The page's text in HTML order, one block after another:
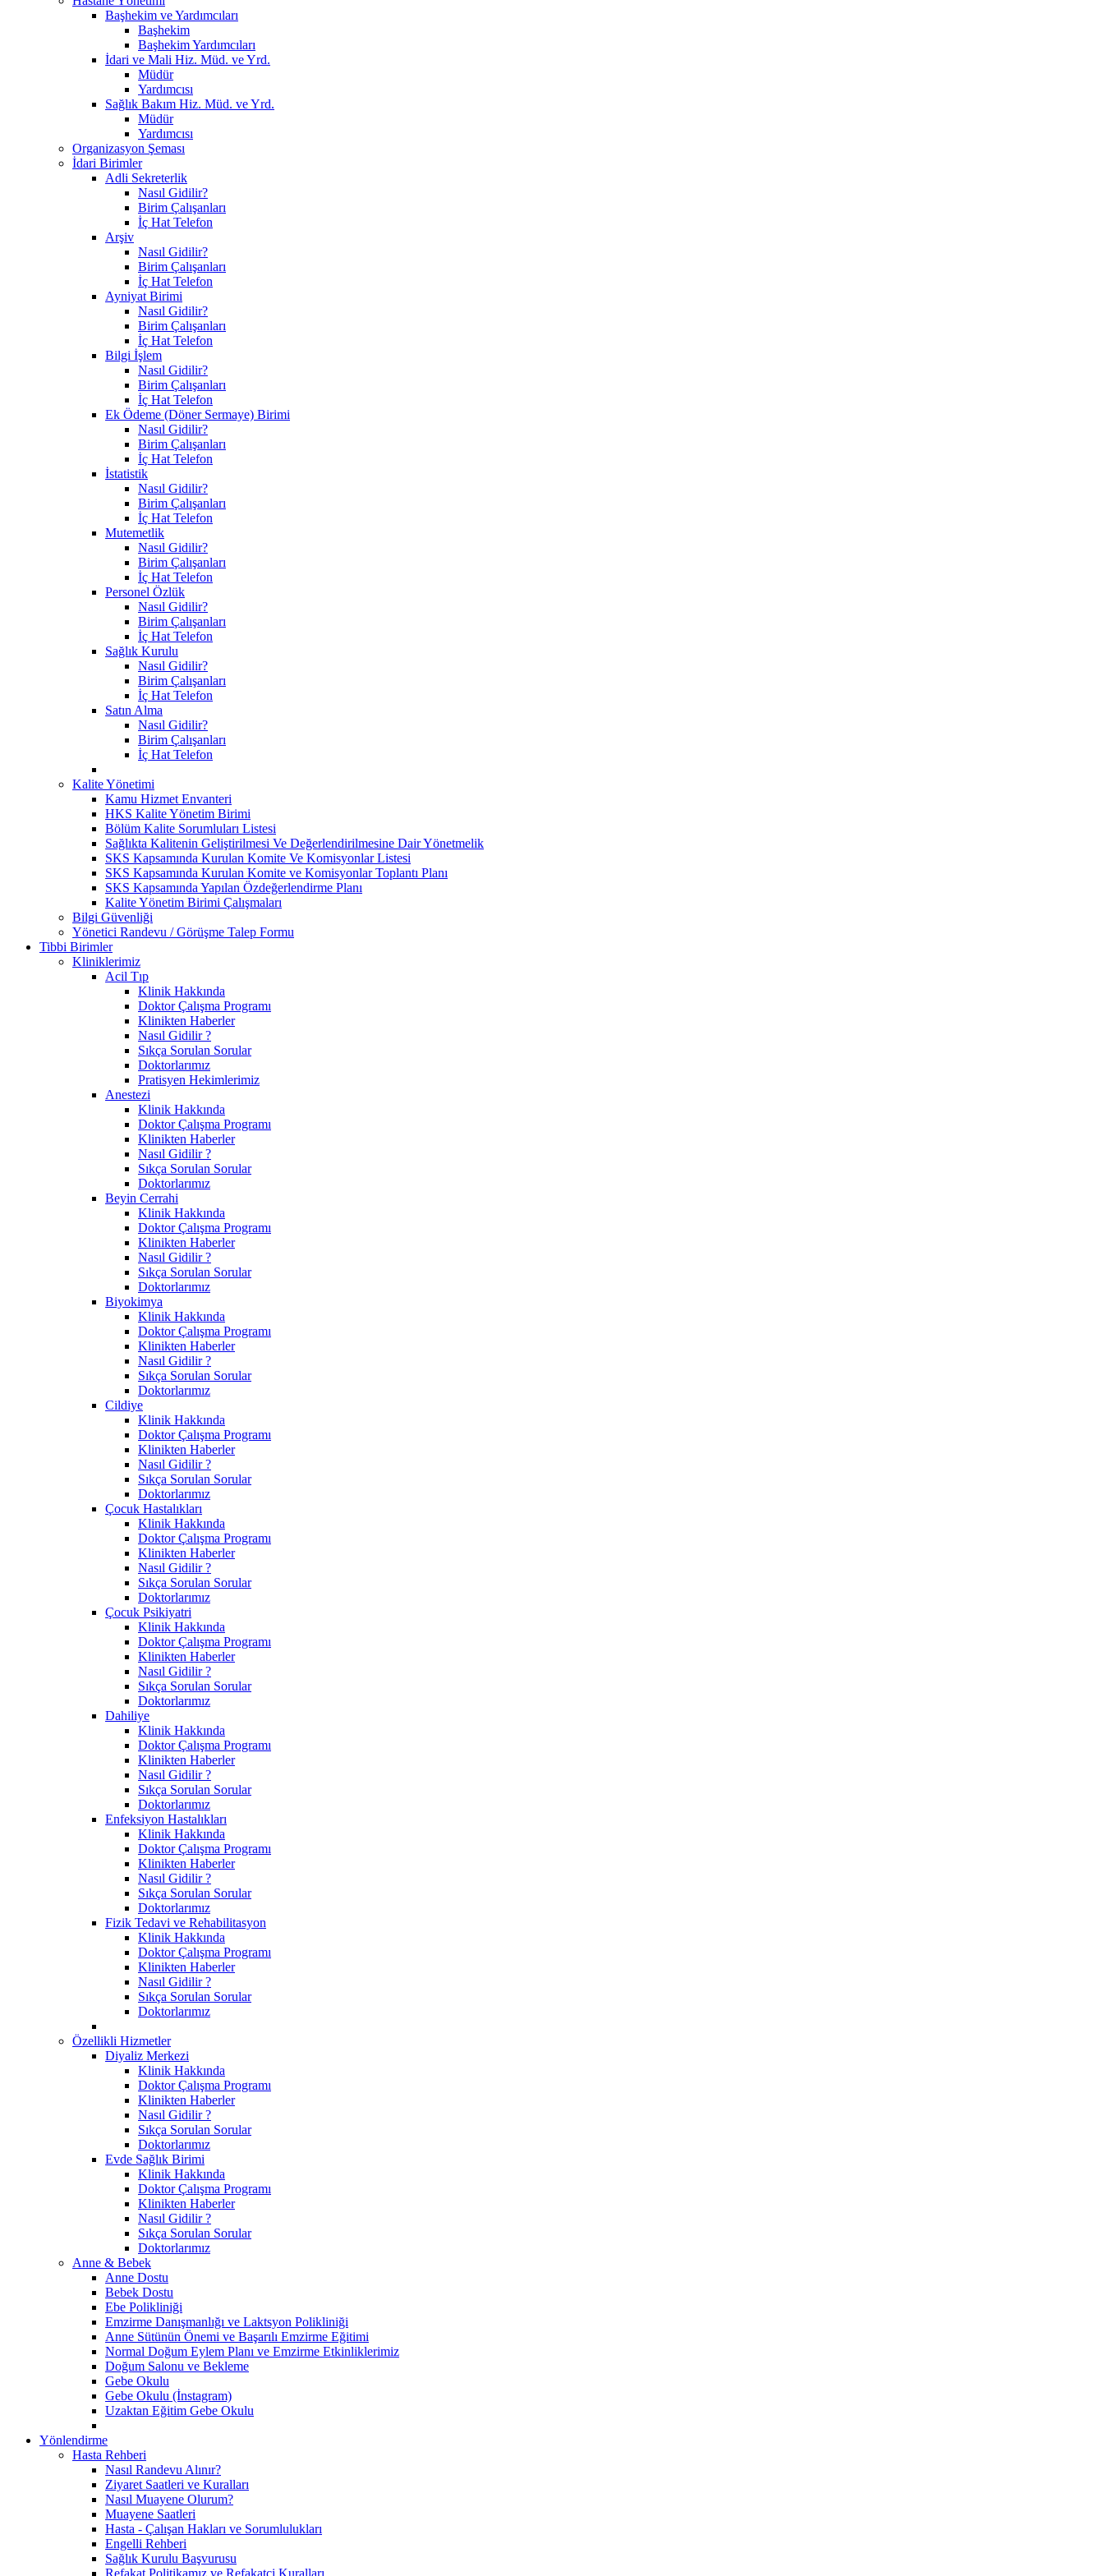
Başhekim ve Yardımcıları
Başhekim
Başhekim Yardımcıları
İdari ve Mali Hiz. Müd. ve Yrd.
Müdür
Yardımcısı
Sağlık Bakım Hiz. Müd. ve Yrd.
Müdür
Yardımcısı
Organizasyon Şeması
İdari Birimler
Adli Sekreterlik
Nasıl Gidilir?
Birim Çalışanları
İç Hat Telefon
Arşiv
Nasıl Gidilir?
Birim Çalışanları
İç Hat Telefon
Ayniyat Birimi
Nasıl Gidilir?
Birim Çalışanları
İç Hat Telefon
Bilgi İşlem
Nasıl Gidilir?
Birim Çalışanları
İç Hat Telefon
Ek Ödeme (Döner Sermaye) Birimi
Nasıl Gidilir?
Birim Çalışanları
İç Hat Telefon
İstatistik
Nasıl Gidilir?
Birim Çalışanları
İç Hat Telefon
Mutemetlik
Nasıl Gidilir?
Birim Çalışanları
İç Hat Telefon
Personel Özlük
Nasıl Gidilir?
Birim Çalışanları
İç Hat Telefon
Sağlık Kurulu
Nasıl Gidilir?
Birim Çalışanları
İç Hat Telefon
Satın Alma
Nasıl Gidilir?
Birim Çalışanları
İç Hat Telefon
Kalite Yönetimi
Kamu Hizmet Envanteri
HKS Kalite Yönetim Birimi
Bölüm Kalite Sorumluları Listesi
Sağlıkta Kalitenin Geliştirilmesi Ve Değerlendirilmesine Dair Yönetmelik
SKS Kapsamında Kurulan Komite Ve Komisyonlar Listesi
SKS Kapsamında Kurulan Komite ve Komisyonlar Toplantı Planı
SKS Kapsamında Yapılan Özdeğerlendirme Planı
Kalite Yönetim Birimi Çalışmaları
Bilgi Güvenliği
Yönetici Randevu / Görüşme Talep Formu
Tibbi Birimler
Kliniklerimiz
Acil Tıp
Klinik Hakkında
Doktor Çalışma Programı
Klinikten Haberler
Nasıl Gidilir ?
Sıkça Sorulan Sorular
Doktorlarımız
Pratisyen Hekimlerimiz
Anestezi
Klinik Hakkında
Doktor Çalışma Programı
Klinikten Haberler
Nasıl Gidilir ?
Sıkça Sorulan Sorular
Doktorlarımız
Beyin Cerrahi
Klinik Hakkında
Doktor Çalışma Programı
Klinikten Haberler
Nasıl Gidilir ?
Sıkça Sorulan Sorular
Doktorlarımız
Biyokimya
Klinik Hakkında
Doktor Çalışma Programı
Klinikten Haberler
Nasıl Gidilir ?
Sıkça Sorulan Sorular
Doktorlarımız
Cildiye
Klinik Hakkında
Doktor Çalışma Programı
Klinikten Haberler
Nasıl Gidilir ?
Sıkça Sorulan Sorular
Doktorlarımız
Çocuk Hastalıkları
Klinik Hakkında
Doktor Çalışma Programı
Klinikten Haberler
Nasıl Gidilir ?
Sıkça Sorulan Sorular
Doktorlarımız
Çocuk Psikiyatri
Klinik Hakkında
Doktor Çalışma Programı
Klinikten Haberler
Nasıl Gidilir ?
Sıkça Sorulan Sorular
Doktorlarımız
Dahiliye
Klinik Hakkında
Doktor Çalışma Programı
Klinikten Haberler
Nasıl Gidilir ?
Sıkça Sorulan Sorular
Doktorlarımız
Enfeksiyon Hastalıkları
Klinik Hakkında
Doktor Çalışma Programı
Klinikten Haberler
Nasıl Gidilir ?
Sıkça Sorulan Sorular
Doktorlarımız
Fizik Tedavi ve Rehabilitasyon
Klinik Hakkında
Doktor Çalışma Programı
Klinikten Haberler
Nasıl Gidilir ?
Sıkça Sorulan Sorular
Doktorlarımız
Özellikli Hizmetler
Diyaliz Merkezi
Klinik Hakkında
Doktor Çalışma Programı
Klinikten Haberler
Nasıl Gidilir ?
Sıkça Sorulan Sorular
Doktorlarımız
Evde Sağlık Birimi
Klinik Hakkında
Doktor Çalışma Programı
Klinikten Haberler
Nasıl Gidilir ?
Sıkça Sorulan Sorular
Doktorlarımız
Anne & Bebek
Anne Dostu
Bebek Dostu
Ebe Polikliniği
Emzirme Danışmanlığı ve Laktsyon Polikliniği
Anne Sütünün Önemi ve Başarılı Emzirme Eğitimi
Normal Doğum Eylem Planı ve Emzirme Etkinliklerimiz
Doğum Salonu ve Bekleme
Gebe Okulu
Gebe Okulu (İnstagram)
Uzaktan Eğitim Gebe Okulu
Yönlendirme
Hasta Rehberi
Nasıl Randevu Alınır?
Ziyaret Saatleri ve Kuralları
Nasıl Muayene Olurum?
Muayene Saatleri
Hasta - Çalışan Hakları ve Sorumlulukları
Engelli Rehberi
Sağlık Kurulu Başvurusu
Refakat Politikamız ve Refakatçi Kuralları